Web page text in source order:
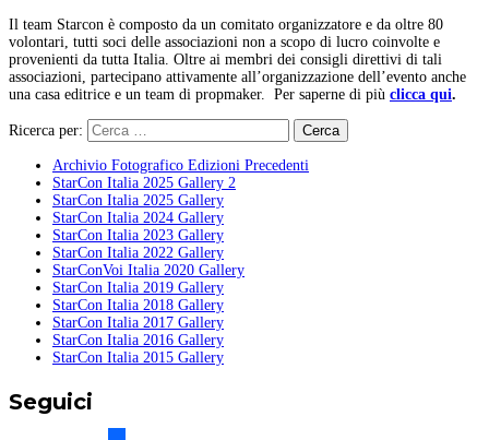
Il team Starcon è composto da un comitato organizzatore e da oltre 80
volontari, tutti soci delle associazioni non a scopo di lucro coinvolte e
provenienti da tutta Italia. Oltre ai membri dei consigli direttivi di tali
associazioni, partecipano attivamente all’organizzazione dell’evento anche
una casa editrice e un team di propmaker. Per saperne di più clicca qui.
Ricerca per:
Archivio Fotografico Edizioni Precedenti
StarCon Italia 2025 Gallery 2
StarCon Italia 2025 Gallery
StarCon Italia 2024 Gallery
StarCon Italia 2023 Gallery
StarCon Italia 2022 Gallery
StarConVoi Italia 2020 Gallery
StarCon Italia 2019 Gallery
StarCon Italia 2018 Gallery
StarCon Italia 2017 Gallery
StarCon Italia 2016 Gallery
StarCon Italia 2015 Gallery
Seguici